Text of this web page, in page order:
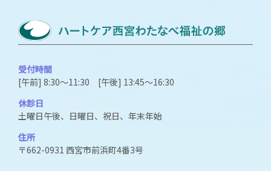
受付時間
[午前] 8:30～11:30 [午後] 13:45～16:30
休診日
土曜日午後、日曜日、祝日、年末年始
住所
〒662-0931 西宮市前浜町4番3号